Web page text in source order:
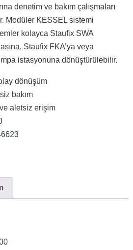
denetim ve bakım çalışmaları
Modüler KESSEL sistemi
kolayca Staufix SWA
Staufix FKA’ya veya
istasyonuna dönüştürülebilir.
dönüşüm
bakım
ve aletsiz erişim